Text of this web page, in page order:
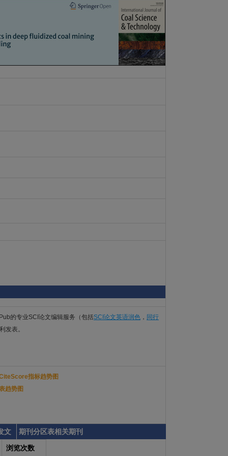
的专业SCI论文编辑服务（包括SCI论文英语润色 ， 同行
发表。
指标趋势图
趋势图
文
期刊分区表相关期刊
浏览次数